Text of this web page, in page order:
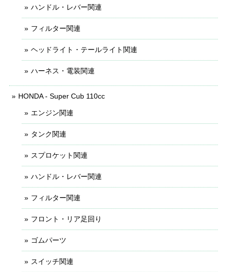
ハンドル・レバー関連
フィルター関連
ヘッドライト・テールライト関連
ハーネス・電装関連
HONDA - Super Cub 110cc
エンジン関連
タンク関連
スプロケット関連
ハンドル・レバー関連
フィルター関連
フロント・リア足回り
ゴムパーツ
スイッチ関連